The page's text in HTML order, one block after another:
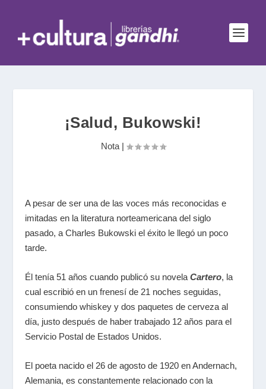
¡Salud, Bukowski!
Nota|
A pesar de ser una de las voces más reconocidas e
imitadas en la literatura norteamericana del siglo
pasado, a Charles Bukowski el éxito le llegó un poco
tarde.
Él tenía 51 años cuando publicó su novelaCartero, la
cual escribió en un frenesí de 21 noches seguidas,
consumiendo whiskey y dos paquetes de cerveza al
día, justo después de haber trabajado 12 años para el
Servicio Postal de Estados Unidos.
El poeta nacido el 26 de agosto de 1920 en Andernach,
Alemania, es constantemente relacionado con la